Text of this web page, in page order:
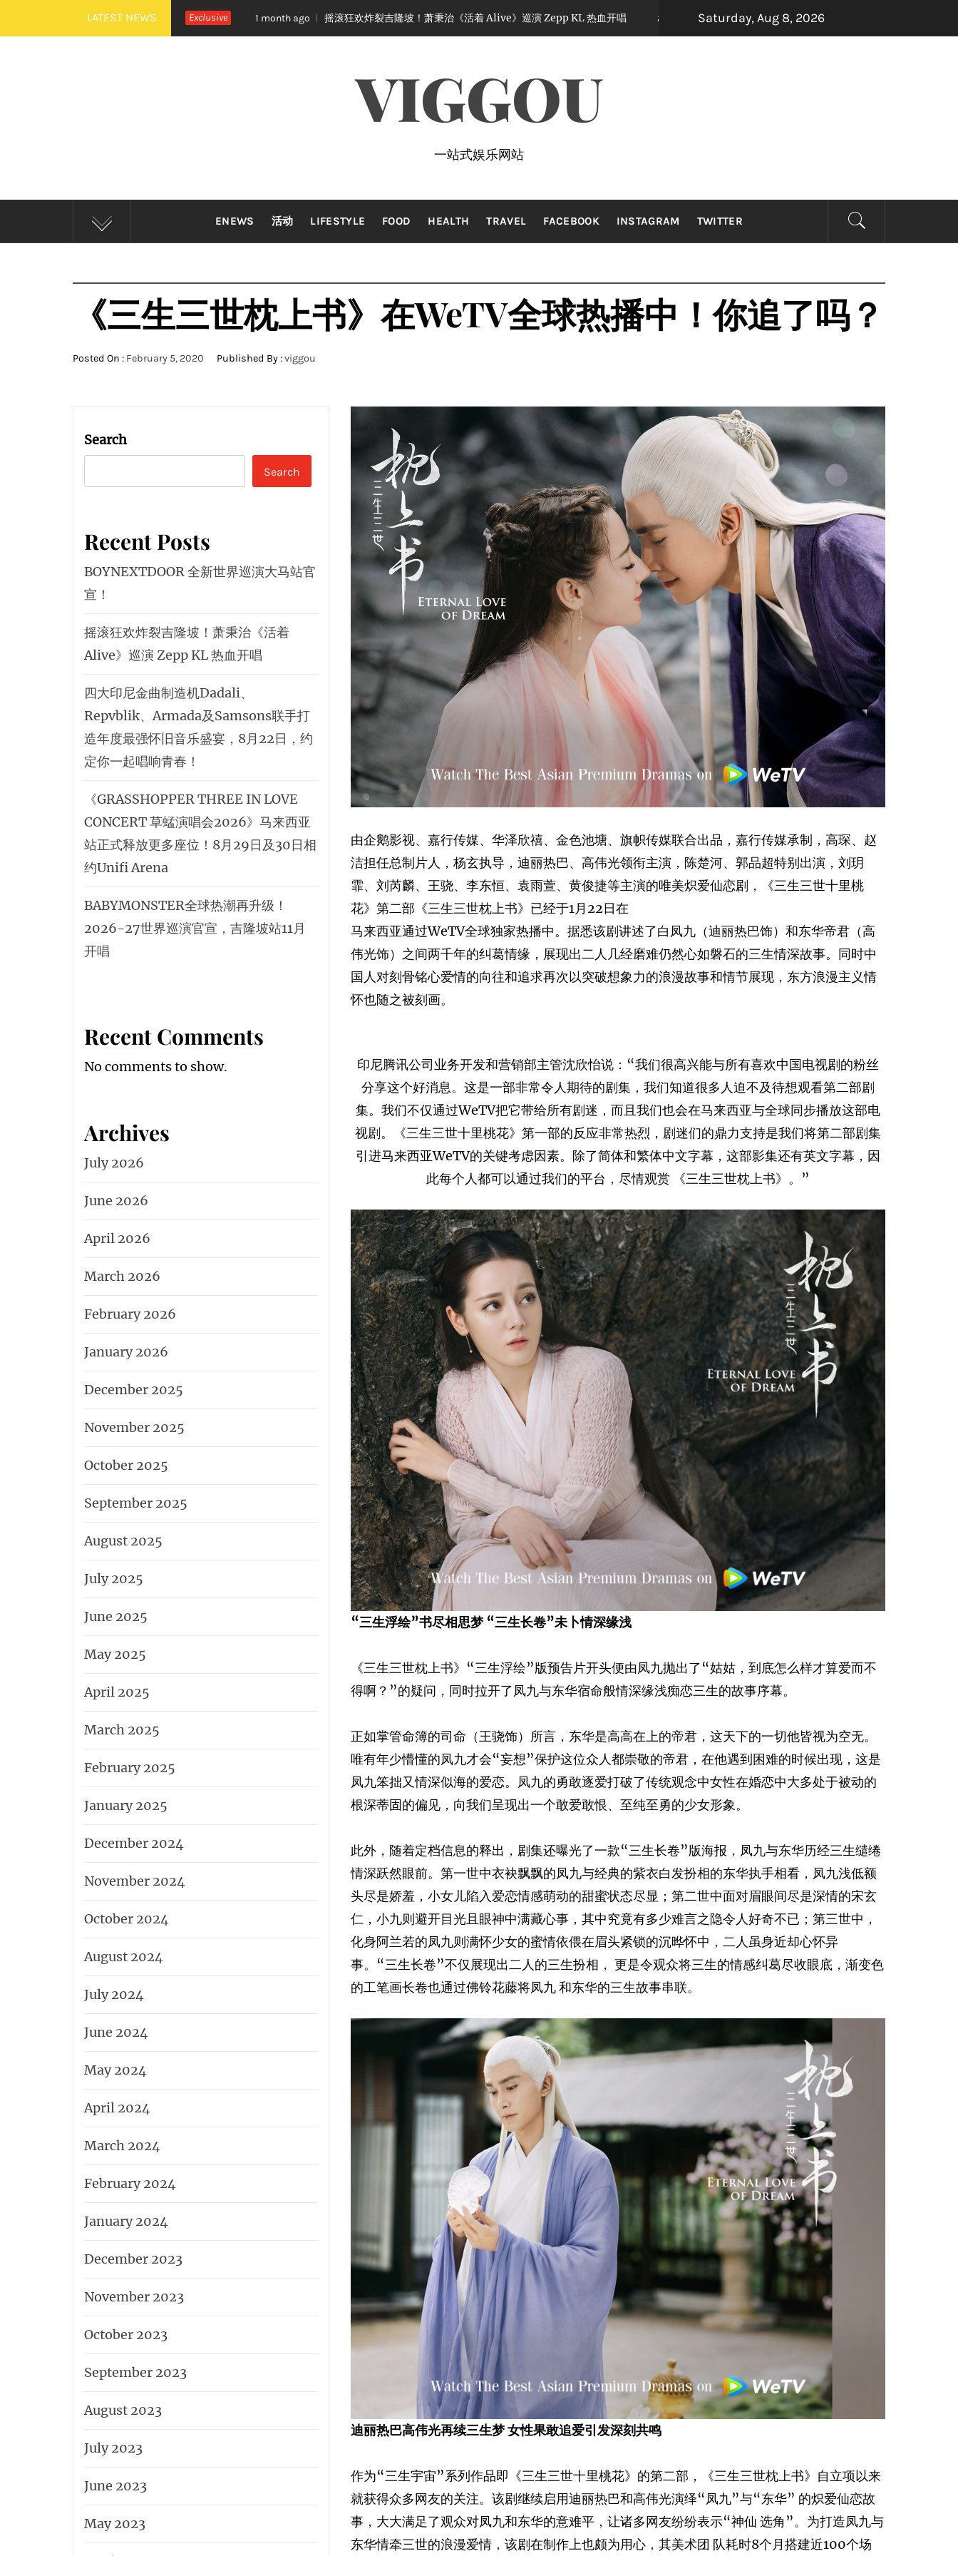
to
LATEST NEWS Exclusive
全新世界巡演大马站官宣！ 1 month ago 摇滚狂欢炸裂吉隆坡！萧秉治《活着 Alive》巡演 Zepp KL 热血开唱 2 months ago 四大印尼金曲制造机Dadali、Repvblik、Armada及Samsons联手打
Saturday, Aug 8, 2026
VIGGOU
一站式娱乐网站
ENEWS 活动 LIFESTYLE FOOD HEALTH TRAVEL FACEBOOK INSTAGRAM TWITTER
《三生三世枕上书》在WeTV全球热播中！你追了吗？
Posted On : February 5, 2020 Published By :viggou
由企鹅影视、嘉行传媒、华泽欣禧、金色池塘、旗帜传媒联合出品，嘉行传媒承制，高琛、赵
洁担任总制片人，杨玄执导，迪丽热巴、高伟光领衔主演，陈楚河、郭品超特别出演，刘玥
霏、刘芮麟、王骁、李东恒、袁雨萱、黄俊捷等主演的唯美炽爱仙恋剧，《三生三世十里桃
花》第二部《三生三世枕上书》已经于1月22日在
马来西亚通过WeTV全球独家热播中。据悉该剧讲述了白凤九（迪丽热巴饰）和东华帝君（高
伟光饰）之间两千年的纠葛情缘，展现出二人几经磨难仍然心如磐石的三生情深故事。同时中
国人对刻骨铭心爱情的向往和追求再次以突破想象力的浪漫故事和情节展现，东方浪漫主义情
怀也随之被刻画。
印尼腾讯公司业务开发和营销部主管沈欣怡说：“我们很高兴能与所有喜欢中国电视剧的粉丝
分享这个好消息。这是一部非常令人期待的剧集，我们知道很多人迫不及待想观看第二部剧
集。我们不仅通过WeTV把它带给所有剧迷，而且我们也会在马来西亚与全球同步播放这部电
视剧。《三生三世十里桃花》第一部的反应非常热烈，剧迷们的鼎力支持是我们将第二部剧集
引进马来西亚WeTV的关键考虑因素。除了简体和繁体中文字幕，这部影集还有英文字幕，因
此每个人都可以通过我们的平台，尽情观赏 《三生三世枕上书》。”
“三生浮绘”书尽相思梦 “三生长卷”未卜情深缘浅
《三生三世枕上书》“三生浮绘”版预告片开头便由凤九抛出了“姑姑，到底怎么样才算爱而不
得啊？”的疑问，同时拉开了凤九与东华宿命般情深缘浅痴恋三生的故事序幕。
正如掌管命簿的司命（王骁饰）所言，东华是高高在上的帝君，这天下的一切他皆视为空无。
唯有年少懵懂的凤九才会“妄想”保护这位众人都崇敬的帝君，在他遇到困难的时候出现，这是
凤九笨拙又情深似海的爱恋。凤九的勇敢逐爱打破了传统观念中女性在婚恋中大多处于被动的
根深蒂固的偏见，向我们呈现出一个敢爱敢恨、至纯至勇的少女形象。
此外，随着定档信息的释出，剧集还曝光了一款“三生长卷”版海报，凤九与东华历经三生缱绻
情深跃然眼前。第一世中衣袂飘飘的凤九与经典的紫衣白发扮相的东华执手相看，凤九浅低额
头尽是娇羞，小女儿陷入爱恋情感萌动的甜蜜状态尽显；第二世中面对眉眼间尽是深情的宋玄
仁，小九则避开目光且眼神中满藏心事，其中究竟有多少难言之隐令人好奇不已；第三世中，
化身阿兰若的凤九则满怀少女的蜜情依偎在眉头紧锁的沉晔怀中，二人虽身近却心怀异
事。“三生长卷”不仅展现出二人的三生扮相， 更是令观众将三生的情感纠葛尽收眼底，渐变色
的工笔画长卷也通过佛铃花藤将凤九 和东华的三生故事串联。
迪丽热巴高伟光再续三生梦 女性果敢追爱引发深刻共鸣
作为“三生宇宙”系列作品即《三生三世十里桃花》的第二部，《三生三世枕上书》自立项以来
就获得众多网友的关注。该剧继续启用迪丽热巴和高伟光演绎“凤九”与“东华” 的炽爱仙恋故
事，大大满足了观众对凤九和东华的意难平，让诸多网友纷纷表示“神仙 选角”。为打造凤九与
东华情牵三世的浪漫爱情，该剧在制作上也颇为用心，其美术团 队耗时8个月搭建近100个场
Search
Search
Recent Posts
BOYNEXTDOOR 全新世界巡演大马站官
宣！
摇滚狂欢炸裂吉隆坡！萧秉治《活着
Alive》巡演 Zepp KL 热血开唱
四大印尼金曲制造机Dadali、
Repvblik、Armada及Samsons联手打
造年度最强怀旧音乐盛宴，8月22日，约
定你一起唱响青春！
《GRASSHOPPER THREE IN LOVE
CONCERT 草蜢演唱会2026》马来西亚
站正式释放更多座位！8月29日及30日相
约Unifi Arena
BABYMONSTER全球热潮再升级！
2026-27世界巡演官宣，吉隆坡站11月
开唱
Recent Comments
No comments to show.
Archives
July 2026
June 2026
April 2026
March 2026
February 2026
January 2026
December 2025
November 2025
October 2025
September 2025
August 2025
July 2025
June 2025
May 2025
April 2025
March 2025
February 2025
January 2025
December 2024
November 2024
October 2024
August 2024
July 2024
June 2024
May 2024
April 2024
March 2024
February 2024
January 2024
December 2023
November 2023
October 2023
September 2023
August 2023
July 2023
June 2023
May 2023